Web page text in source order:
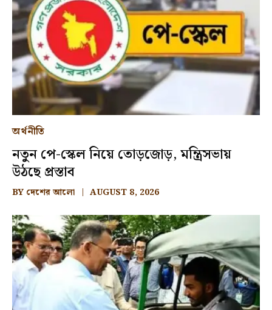
অর্থনীতি
নতুন পে-স্কেল নিয়ে তোড়জোড়, মন্ত্রিসভায়
উঠছে প্রস্তাব
BY দেশের আলো AUGUST 8, 2026